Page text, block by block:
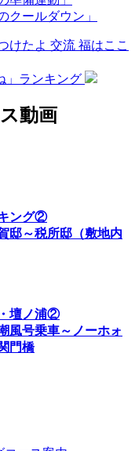
動画
ング②
邸～税所邸（敷地内
壇ノ浦②
風号乗車～ノーホォ
門橋